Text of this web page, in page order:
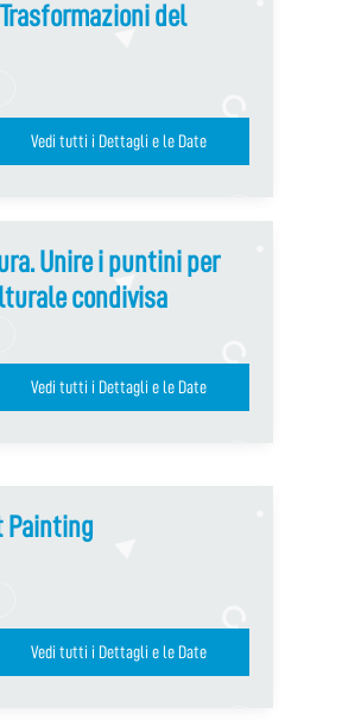
del
Vedi tutti i Dettagli e le Date
Unire i puntini per
condivisa
Vedi tutti i Dettagli e le Date
Painting
Vedi tutti i Dettagli e le Date